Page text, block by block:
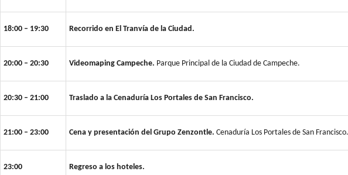
18:00 – 19:30 Recorrido en El Tranvía de la Ciudad.
20:00 – 20:30 Videomaping Campeche. Parque Principal de la Ciudad de Campeche.
20:30 – 21:00 Traslado a la Cenaduría Los Portales de San Francisco.
21:00 – 23:00 Cena y presentación del Grupo Zenzontle. Cenaduría Los Portales de San Francisco.
23:00 Regreso a los hoteles.